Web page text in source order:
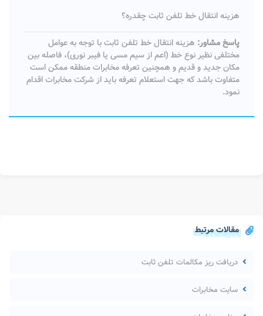
مقالات مرتبط
دریافت ریز مکالمات تلفن ثابت
سایت مخابرات
هزینه انتقال خط تلفن ثابت چقدره؟
پاسخ مشاور: هزینه انتقال خط تلفن ثابت با توجه به عوامل
مختلفی نظیر نوع خط (اعم از سیم مسی یا فیبر نوری)، فاصله بین
مکان جدید و قدیم و همچنین تعرفه مخابرات منطقه ممکن است
متفاوت باشد که جهت استعلام تعرفه باید از شرکت مخابرات اقدام
نمود.